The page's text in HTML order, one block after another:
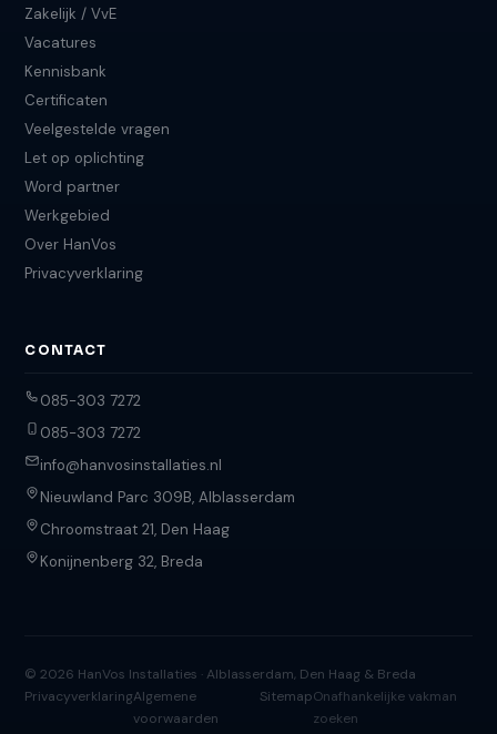
Zakelijk / VvE
Vacatures
Kennisbank
Certificaten
Veelgestelde vragen
Let op oplichting
Word partner
Werkgebied
Over HanVos
Privacyverklaring
CONTACT
085-303 7272
085-303 7272
info@hanvosinstallaties.nl
Nieuwland Parc 309B, Alblasserdam
Chroomstraat 21, Den Haag
Konijnenberg 32, Breda
© 2026 HanVos Installaties · Alblasserdam, Den Haag & Breda
PrivacyverklaringAlgemene
voorwaarden
SitemapOnafhankelijke vakman
zoeken